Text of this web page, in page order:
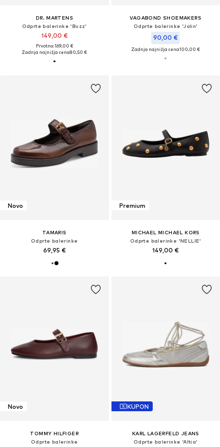
DR. MARTENS
Odprte balerinke 'Buzz'
149,00 €
Prvotno: 169,00 €
Zadnja najnižja cena80,50 €
VAGABOND SHOEMAKERS
Odprte balerinke 'Jolin'
90,00 €
Zadnja najnižja cena100,00 €
Novo
TAMARIS
Odprte balerinke
69,95 €
Premium
MICHAEL MICHAEL KORS
Odprte balerinke 'NELLIE'
149,00 €
Novo
TOMMY HILFIGER
Odprte balerinke
KUPON
KARL LAGERFELD JEANS
Odprte balerinke 'Altia'